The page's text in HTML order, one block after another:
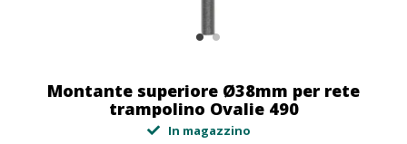
Montante superiore Ø38mm per rete
trampolino Ovalie 490
In magazzino